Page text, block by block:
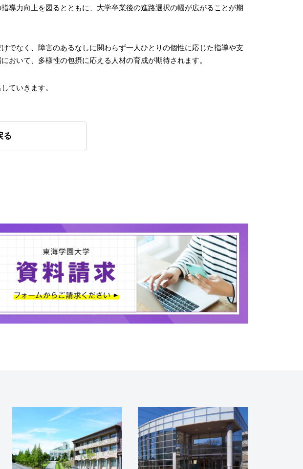
導力向上を図るとともに、大学卒業後の進路選択の幅が広がることが期
でなく、障害のあるなしに関わらず一人ひとりの個性に応じた指導や支
おいて、多様性の包摂に応える人材の育成が期待されます。
ていきます。
る